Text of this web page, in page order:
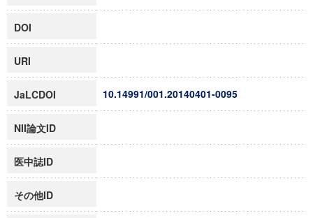
DOI
URI
JaLCDOI 10.14991/001.20140401-0095
NII論文ID
医中誌ID
その他ID